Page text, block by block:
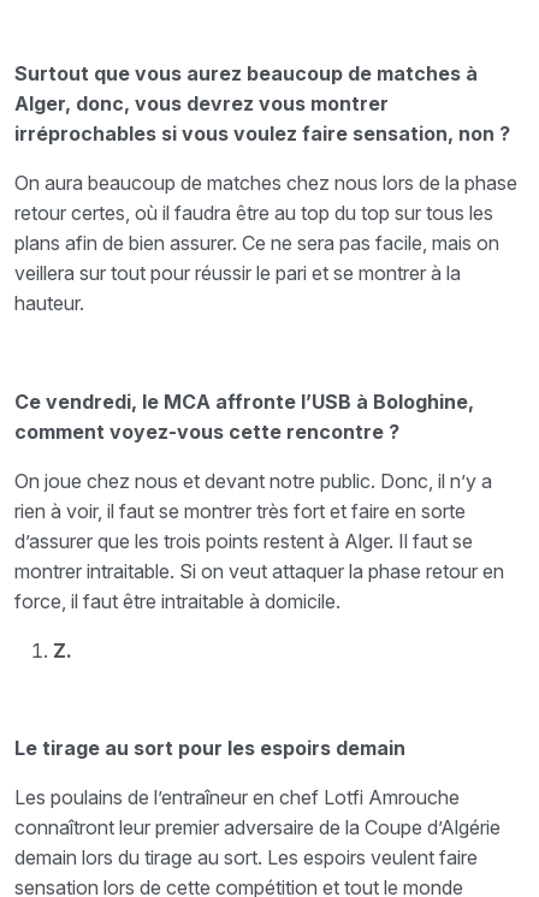
Surtout que vous aurez beaucoup de matches à
Alger, donc, vous devrez vous montrer
irréprochables si vous voulez faire sensation, non ?
On aura beaucoup de matches chez nous lors de la phase
retour certes, où il faudra être au top du top sur tous les
plans afin de bien assurer. Ce ne sera pas facile, mais on
veillera sur tout pour réussir le pari et se montrer à la
hauteur.
Ce vendredi, le MCA affronte l’USB à Bologhine,
comment voyez-vous cette rencontre ?
On joue chez nous et devant notre public. Donc, il n’y a
rien à voir, il faut se montrer très fort et faire en sorte
d’assurer que les trois points restent à Alger. Il faut se
montrer intraitable. Si on veut attaquer la phase retour en
force, il faut être intraitable à domicile.
Z.
Le tirage au sort pour les espoirs demain
Les poulains de l’entraîneur en chef Lotfi Amrouche
connaîtront leur premier adversaire de la Coupe d’Algérie
demain lors du tirage au sort. Les espoirs veulent faire
sensation lors de cette compétition et tout le monde